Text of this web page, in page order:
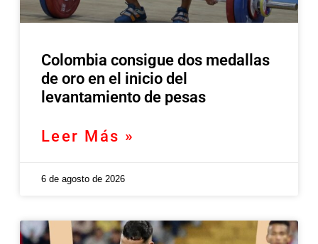
Colombia consigue dos medallas
de oro en el inicio del
levantamiento de pesas
Leer Más »
6 de agosto de 2026